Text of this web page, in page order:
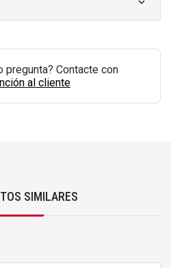
pregunta? Contacte con
al cliente
SIMILARES